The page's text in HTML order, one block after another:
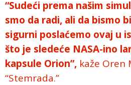
“Sudeći prema našim
smo da radi, ali da bismo
sigurni poslaćemo ovaj u
što je sledeće NASA-ino
kapsule Orion”, kaže Oren
“Stemrada.”